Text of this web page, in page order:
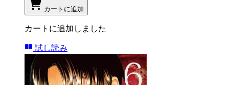
カートに追加
カートに追加しました
試し読み